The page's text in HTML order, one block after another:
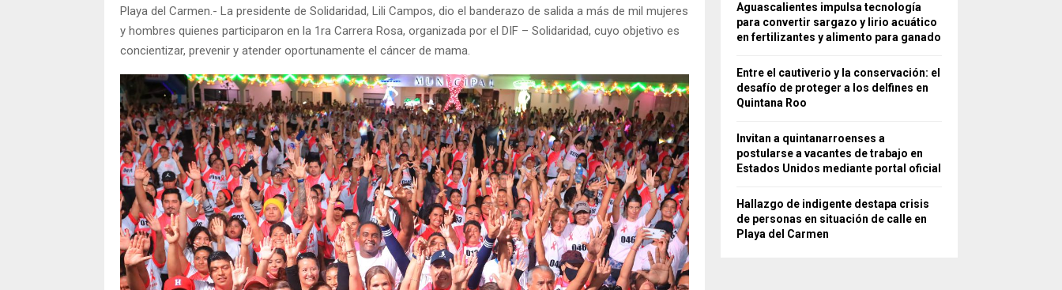
Playa del Carmen.- La presidente de Solidaridad, Lili Campos, dio el banderazo de salida a más de mil mujeres
y hombres quienes participaron en la 1ra Carrera Rosa, organizada por el DIF – Solidaridad, cuyo objetivo es
concientizar, prevenir y atender oportunamente el cáncer de mama.
Aguascalientes impulsa tecnología
para convertir sargazo y lirio acuático
en fertilizantes y alimento para ganado
Entre el cautiverio y la conservación: el
desafío de proteger a los delfines en
Quintana Roo
Invitan a quintanarroenses a
postularse a vacantes de trabajo en
Estados Unidos mediante portal oficial
Hallazgo de indigente destapa crisis
de personas en situación de calle en
Playa del Carmen